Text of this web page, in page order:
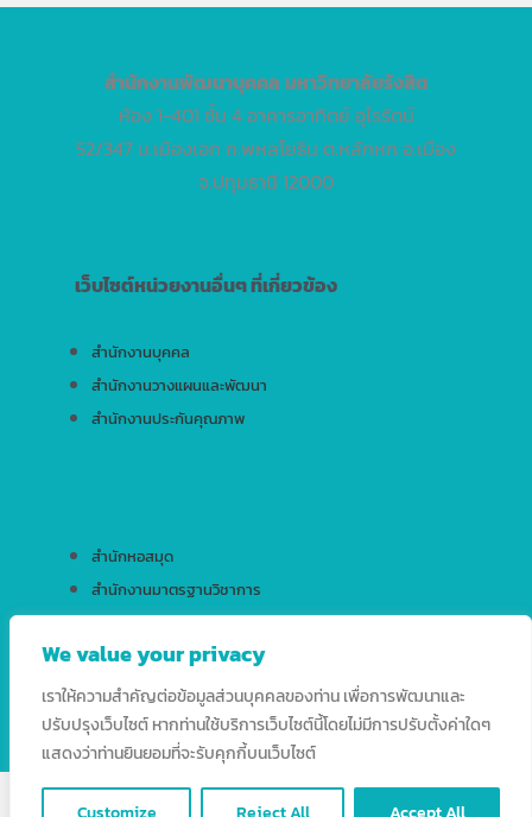
We value your privacy
เราให้ความสำคัญต่อข้อมูลส่วนบุคคลของท่าน เพื่อการพัฒนาและ
ปรับปรุงเว็บไซต์ หากท่านใช้บริการเว็บไซต์นี้โดยไม่มีการปรับตั้งค่าใดๆ
แสดงว่าท่านยินยอมที่จะรับคุกกี้บนเว็บไซต์
สำนักงานพัฒนาบุคคล มหาวิทยาลัยรังสิต
ห้อง 1-401 ชั้น 4 อาคารอาทิตย์ อุไรรัตน์
52/347 ม.เมืองเอก ถ.พหลโยธิน ต.หลักหก อ.เมือง
จ.ปทุมธานี 12000
เว็บไซต์หน่วยงานอื่นๆ ที่เกี่ยวข้อง
สำนักงานบุคคล
สำนักงานวางแผนและพัฒนา
สำนักงานประกันคุณภาพ
สำนักหอสมุด
สำนักงานมาตรฐานวิชาการ
สำนักบริการเทคโนโลยีสารสนเทศ